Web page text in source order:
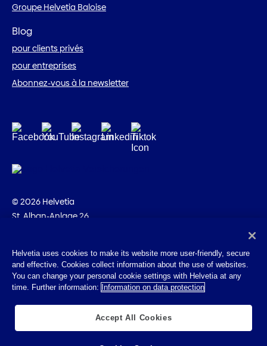
Groupe Helvetia Baloise
Blog
pour clients privés
pour entreprises
Abonnez-vous à la newsletter
© 2026 Helvetia
St. Alban-Anlage 26
Impressum
Indications juridiques
Helvetia uses cookies to make its website more user-friendly, secure
and effective. Cookies collect information about the use of websites.
You can change your personal cookie settings with Helvetia at any
time. Further information: Information on data protection
Accept All Cookies